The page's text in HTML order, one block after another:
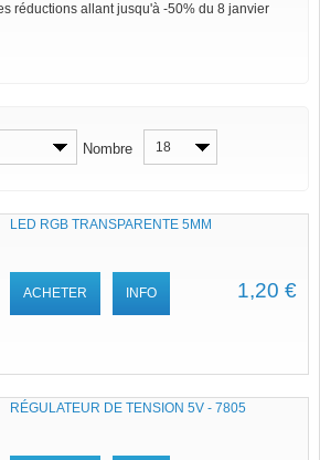
réductions allant jusqu'à -50% du 8 janvier
Nombre 18
LED RGB TRANSPARENTE 5MM
1,20 €
ACHETER INFO
RÉGULATEUR DE TENSION 5V - 7805